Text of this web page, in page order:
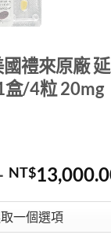
禮來原廠
盒/4粒 20mg
NT$